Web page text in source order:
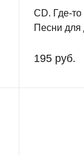
CD. Где-
Песни для
195 руб.